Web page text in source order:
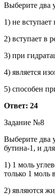
Выберите два
1) не
2) вступает в
3) при
4) является
5) способен
Ответ: 24
Задание №8
Выберите два
бутина-1, и
1) 1 моль
только 1 моль
2) являются